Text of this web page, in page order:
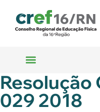
Resolução
029 2018